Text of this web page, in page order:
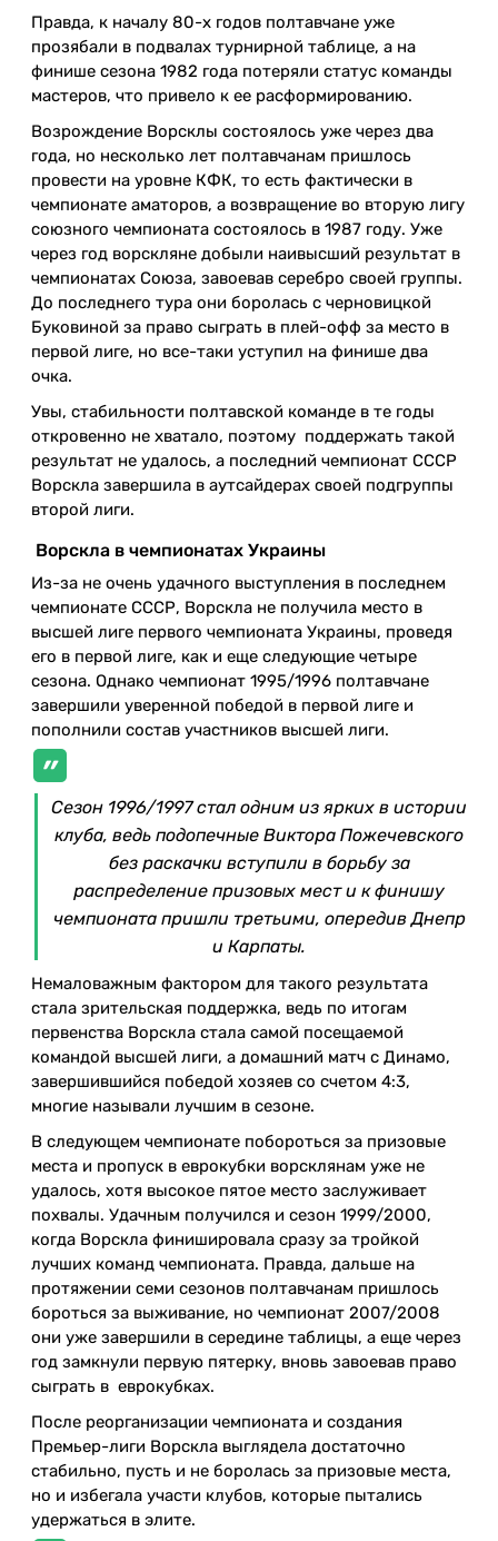
Правда, к началу 80-х годов полтавчане уже
прозябали в подвалах турнирной таблице, а на
финише сезона 1982 года потеряли статус команды
мастеров, что привело к ее расформированию.
Возрождение Ворсклы состоялось уже через два
года, но несколько лет полтавчанам пришлось
провести на уровне КФК, то есть фактически в
чемпионате аматоров, а возвращение во вторую лигу
союзного чемпионата состоялось в 1987 году. Уже
через год ворскляне добыли наивысший результат в
чемпионатах Союза, завоевав серебро своей группы.
До последнего тура они боролась с черновицкой
Буковиной за право сыграть в плей-офф за место в
первой лиге, но все-таки уступил на финише два
очка.
Увы, стабильности полтавской команде в те годы
откровенно не хватало, поэтому поддержать такой
результат не удалось, а последний чемпионат СССР
Ворскла завершила в аутсайдерах своей подгруппы
второй лиги.
Ворскла в чемпионатах Украины
Из-за не очень удачного выступления в последнем
чемпионате СССР, Ворскла не получила место в
высшей лиге первого чемпионата Украины, проведя
его в первой лиге, как и еще следующие четыре
сезона. Однако чемпионат 1995/1996 полтавчане
завершили уверенной победой в первой лиге и
пополнили состав участников высшей лиги.
Сезон 1996/1997 стал одним из ярких в истории
клуба, ведь подопечные Виктора Пожечевского
без раскачки вступили в борьбу за
распределение призовых мест и к финишу
чемпионата пришли третьими, опередив Днепр
и Карпаты.
Немаловажным фактором для такого результата
стала зрительская поддержка, ведь по итогам
первенства Ворскла стала самой посещаемой
командой высшей лиги, а домашний матч с Динамо,
завершившийся победой хозяев со счетом 4:3,
многие называли лучшим в сезоне.
В следующем чемпионате побороться за призовые
места и пропуск в еврокубки ворсклянам уже не
удалось, хотя высокое пятое место заслуживает
похвалы. Удачным получился и сезон 1999/2000,
когда Ворскла финишировала сразу за тройкой
лучших команд чемпионата. Правда, дальше на
протяжении семи сезонов полтавчанам пришлось
бороться за выживание, но чемпионат 2007/2008
они уже завершили в середине таблицы, а еще через
год замкнули первую пятерку, вновь завоевав право
сыграть в еврокубках.
После реорганизации чемпионата и создания
Премьер-лиги Ворскла выглядела достаточно
стабильно, пусть и не боролась за призовые места,
но и избегала участи клубов, которые пытались
удержаться в элите.